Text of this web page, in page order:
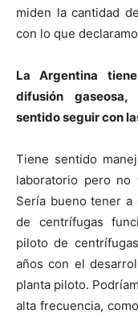
miden la cantidad
con lo que
La Argentina
difusión
sentido seguir con
Tiene sentido
laboratorio pero no
Sería bueno tener a
de centrífugas
piloto de
años con el
planta piloto.
alta frecuencia,